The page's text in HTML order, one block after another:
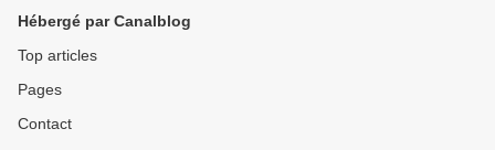
Hébergé par Canalblog
Top articles
Pages
Contact